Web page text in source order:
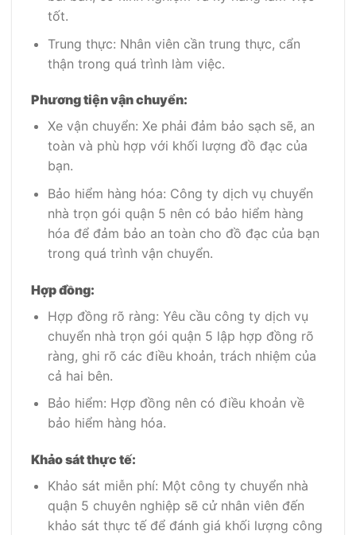
tốt.
Trung thực: Nhân viên cần trung thực, cẩn
thận trong quá trình làm việc.
Phương tiện vận chuyển:
Xe vận chuyển: Xe phải đảm bảo sạch sẽ, an
toàn và phù hợp với khối lượng đồ đạc của
bạn.
Bảo hiểm hàng hóa: Công ty dịch vụ chuyển
nhà trọn gói quận 5 nên có bảo hiểm hàng
hóa để đảm bảo an toàn cho đồ đạc của bạn
trong quá trình vận chuyển.
Hợp đồng:
Hợp đồng rõ ràng: Yêu cầu công ty dịch vụ
chuyển nhà trọn gói quận 5 lập hợp đồng rõ
ràng, ghi rõ các điều khoản, trách nhiệm của
cả hai bên.
Bảo hiểm: Hợp đồng nên có điều khoản về
bảo hiểm hàng hóa.
Khảo sát thực tế:
Khảo sát miễn phí: Một công ty chuyển nhà
quận 5 chuyên nghiệp sẽ cử nhân viên đến
khảo sát thực tế để đánh giá khối lượng công